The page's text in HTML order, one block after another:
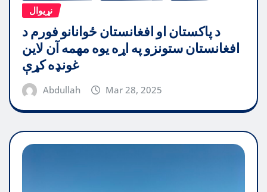
نړیوال
د پاکستان او افغانستان ځوانانو فورم د
افغانستان ستونزو په اړه یوه مهمه آن لاین
غونډه کړې
Abdullah Mar 28, 2025